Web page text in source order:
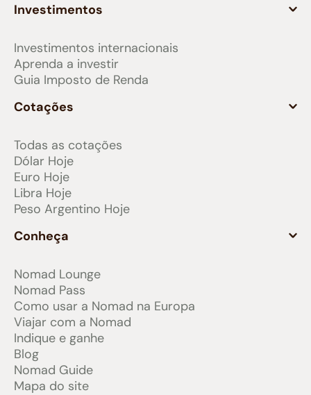
Investimentos
Investimentos internacionais
Aprenda a investir
Guia Imposto de Renda
Cotações
Todas as cotações
Dólar Hoje
Euro Hoje
Libra Hoje
Peso Argentino Hoje
Conheça
Nomad Lounge
Nomad Pass
Como usar a Nomad na Europa
Viajar com a Nomad
Indique e ganhe
Blog
Nomad Guide
Mapa do site